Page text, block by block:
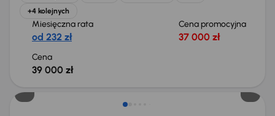
+4 kolejnych
Miesięczna rata
od 232 zł
Cena promocyjna
37 000 zł
Cena
39 000 zł